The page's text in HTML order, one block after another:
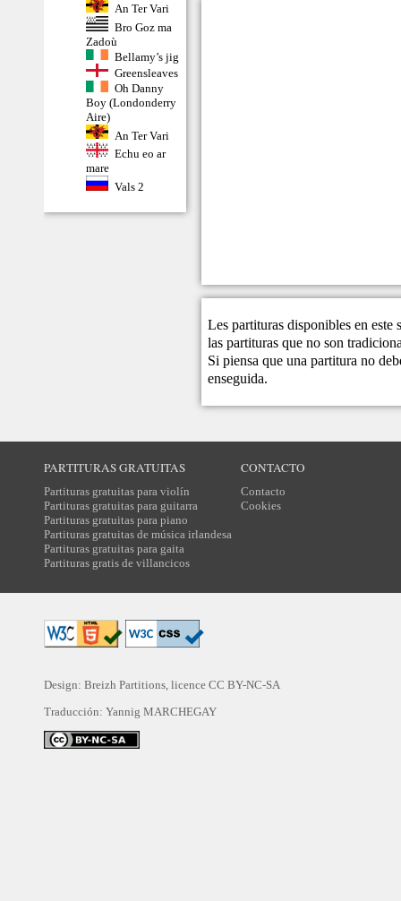
An Ter Vari
Bro Goz ma
Zadoù
Bellamy’s jig
Greensleaves
Oh Danny
Boy (Londonderry
Aire)
An Ter Vari
Echu eo ar
mare
Vals 2
Les partituras disponibles en este
las partituras que no son
Si piensa que una partitura no
enseguida.
PARTITURAS GRATUITAS
Partituras gratuitas para violín
Partituras gratuitas para guitarra
Partituras gratuitas para piano
Partituras gratuitas de música irlandesa
Partituras gratuitas para gaita
Partituras gratis de villancicos
CONTACTO
Contacto
Cookies
Design: Breizh Partitions, licence CC BY-NC-SA
Traducción: Yannig MARCHEGAY